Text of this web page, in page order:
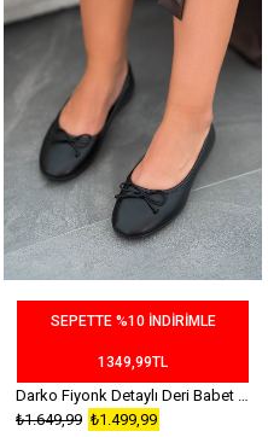
SEPETTE %10 İNDİRİMLE
1349,99TL
Darko Fiyonk Detaylı Deri Babet Siyah
₺1.499,99
₺1.649,99